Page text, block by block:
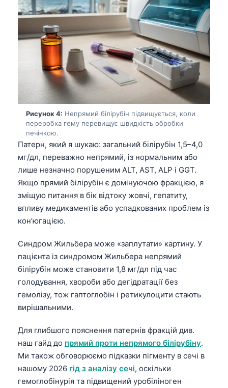
Рисунок 4: Непрямий білірубін підвищується, коли
переробка гему перевищує швидкість обробки
печінкою.
Патерн, який я шукаю: загальний білірубін 1,5–4,0
мг/дл, переважно непрямий, із нормальним або
лише незначно порушеним ALT, AST, ALP і GGT.
Якщо прямий білірубін є домінуючою фракцією, я
зміщую питання в бік відтоку жовчі, гепатиту,
впливу медикаментів або успадкованих проблем із
кон’югацією.
Синдром Жильбера може «заплутати» картину. У
пацієнта із синдромом Жильбера непрямий
білірубін може становити 1,8 мг/дл під час
голодування, хвороби або дегідратації без
гемолізу, тож гаптоглобін і ретикулоцити стають
вирішальними.
Для глибшого пояснення патернів фракцій див.
наш гайд до прямий проти непрямого білірубіну.
Ми також обговорюємо підказки пігменту в сечі в
нашому 2026 гід з аналізу сечі, оскільки
гемоглобінурія та підвищений уробіліноген